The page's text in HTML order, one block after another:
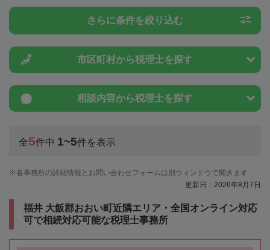
さらに条件を絞り込む
市区町村から税理士を探す
相談内容から税理士を探す
全5件中 1~5件を表示
各事務所の詳細情報とお問い合わせフォームは別ウィンドウで開きます
更新日：2026年8月7日
福井 大飯郡おおい町近隣エリア・全国オンライン対応
可で相続対応可能な税理士事務所